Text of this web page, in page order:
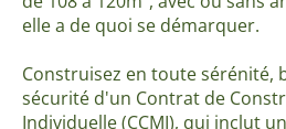
elle a de quoi se démarquer.
Construisez en toute sérénité,
sécurité d'un Contrat de
Individuelle (CCMI), qui inclut